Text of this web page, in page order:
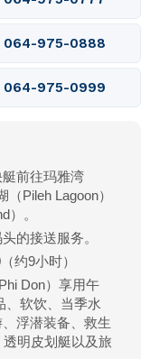
064-975-0888
064-975-0999
前往玛雅湾
（Pileh Lagoon）
）。
的接送服务。
约9小时）
Don）享用午
、软饮、当季水
浮潜装备、救生
明皮划艇以及旅